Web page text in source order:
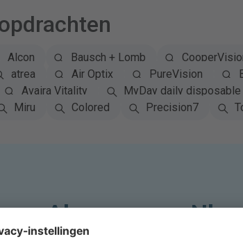
Alcon Bausch + Lomb
atrea Air Optix PureVision
Avaira Vitality MyDay daily disposable
Miru Colored Precision7
Abonneer op